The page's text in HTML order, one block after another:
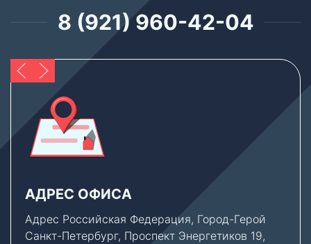
8 (921) 960-42-04
АДРЕС ОФИСА
Адрес Российская Федерация, Город-Герой
Санкт-Петербург, Проспект Энергетиков 19,